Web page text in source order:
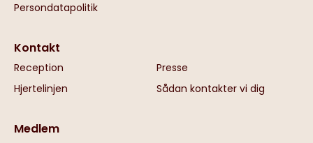
Persondatapolitik
Kontakt
Reception
Presse
Hjertelinjen
Sådan kontakter vi dig
Medlem